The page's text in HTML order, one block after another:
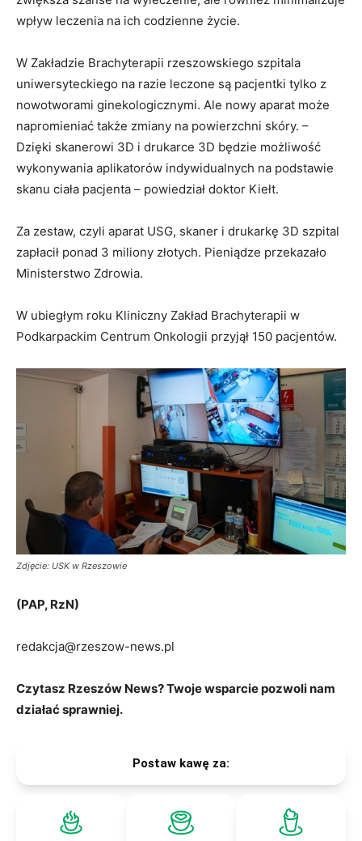
wpływ leczenia na ich codzienne życie.
W Zakładzie Brachyterapii rzeszowskiego szpitala
uniwersyteckiego na razie leczone są pacjentki tylko z
nowotworami ginekologicznymi. Ale nowy aparat może
napromieniać także zmiany na powierzchni skóry. –
Dzięki skanerowi 3D i drukarce 3D będzie możliwość
wykonywania aplikatorów indywidualnych na podstawie
skanu ciała pacjenta – powiedział doktor Kiełt.
Za zestaw, czyli aparat USG, skaner i drukarkę 3D szpital
zapłacił ponad 3 miliony złotych. Pieniądze przekazało
Ministerstwo Zdrowia.
W ubiegłym roku Kliniczny Zakład Brachyterapii w
Podkarpackim Centrum Onkologii przyjął 150 pacjentów.
Zdjęcie: USK w Rzeszowie
(PAP, RzN)
redakcja@rzeszow-news.pl
Czytasz Rzeszów News? Twoje wsparcie pozwoli nam
działać sprawniej.
Postaw kawę za: